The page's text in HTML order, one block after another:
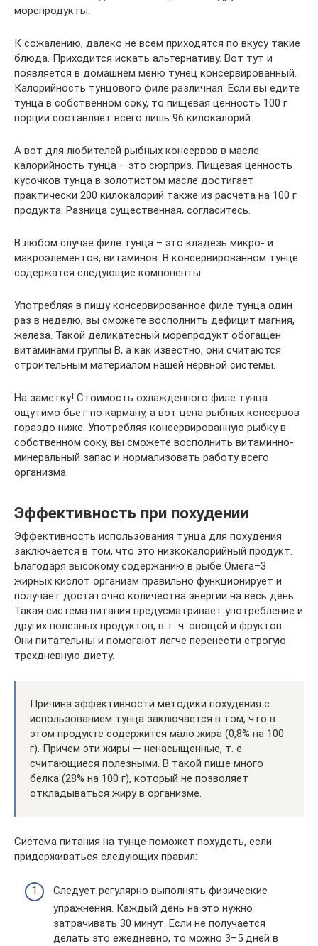
морепродукты.
К сожалению, далеко не всем приходятся по вкусу такие
блюда. Приходится искать альтернативу. Вот тут и
появляется в домашнем меню тунец консервированный.
Калорийность тунцового филе различная. Если вы едите
тунца в собственном соку, то пищевая ценность 100 г
порции составляет всего лишь 96 килокалорий.
А вот для любителей рыбных консервов в масле
калорийность тунца – это сюрприз. Пищевая ценность
кусочков тунца в золотистом масле достигает
практически 200 килокалорий также из расчета на 100 г
продукта. Разница существенная, согласитесь.
В любом случае филе тунца – это кладезь микро- и
макроэлементов, витаминов. В консервированном тунце
содержатся следующие компоненты:
Употребляя в пищу консервированное филе тунца один
раз в неделю, вы сможете восполнить дефицит магния,
железа. Такой деликатесный морепродукт обогащен
витаминами группы В, а как известно, они считаются
строительным материалом нашей нервной системы.
На заметку! Стоимость охлажденного филе тунца
ощутимо бьет по карману, а вот цена рыбных консервов
гораздо ниже. Употребляя консервированную рыбку в
собственном соку, вы сможете восполнить витаминно-
минеральный запас и нормализовать работу всего
организма.
Эффективность при похудении
Эффективность использования тунца для похудения
заключается в том, что это низкокалорийный продукт.
Благодаря высокому содержанию в рыбе Омега–3
жирных кислот организм правильно функционирует и
получает достаточно количества энергии на весь день.
Такая система питания предусматривает употребление и
других полезных продуктов, в т. ч. овощей и фруктов.
Они питательны и помогают легче перенести строгую
трехдневную диету.
Причина эффективности методики похудения с
использованием тунца заключается в том, что в
этом продукте содержится мало жира (0,8% на 100
г). Причем эти жиры — ненасыщенные, т. е.
считающиеся полезными. В такой пище много
белка (28% на 100 г), который не позволяет
откладываться жиру в организме.
Система питания на тунце поможет похудеть, если
придерживаться следующих правил:
Следует регулярно выполнять физические
упражнения. Каждый день на это нужно
затрачивать 30 минут. Если не получается
делать это ежедневно, то можно 3–5 дней в